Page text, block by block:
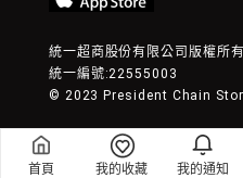
首頁 我的收藏 我的通知
統一超商股份有限公司版權所有
統一編號:22555003
© 2023 President Chain